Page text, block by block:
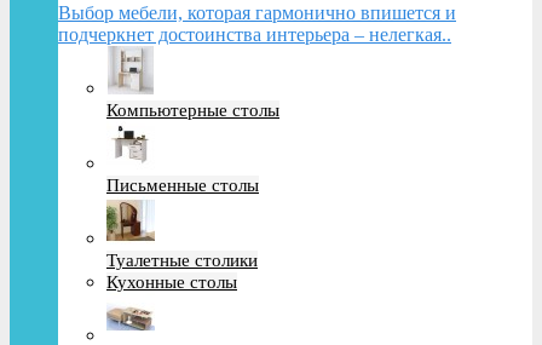
Выбор мебели, которая гармонично впишется и
подчеркнет достоинства интерьера – нелегкая..
Компьютерные столы
Письменные столы
Туалетные столики
Кухонные столы